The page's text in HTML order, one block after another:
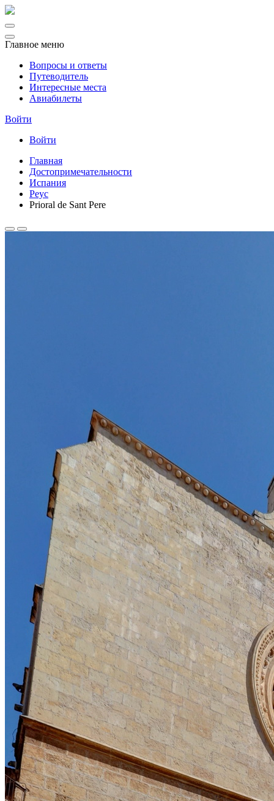
Главное меню
Вопросы и ответы
Путеводитель
Интересные места
Авиабилеты
Войти
Войти
Главная
Достопримечательности
Испания
Реус
Prioral de Sant Pere